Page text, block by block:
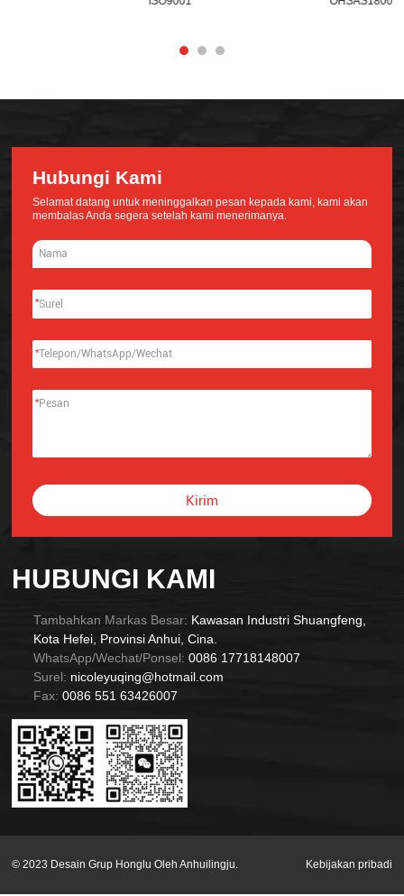
HUBUNGI KAMI
Tambahkan Markas Besar: Kawasan Industri Shuangfeng,
Kota Hefei, Provinsi Anhui, Cina.
WhatsApp/Wechat/Ponsel: 0086 17718148007
Surel: nicoleyuqing@hotmail.com
Fax: 0086 551 63426007
Hubungi Kami
Selamat datang untuk meninggalkan pesan kepada kami, kami akan
membalas Anda segera setelah kami menerimanya.
*
*
*
Kirim
© 2023 Desain Grup Honglu Oleh Anhuilingju. Kebijakan pribadi